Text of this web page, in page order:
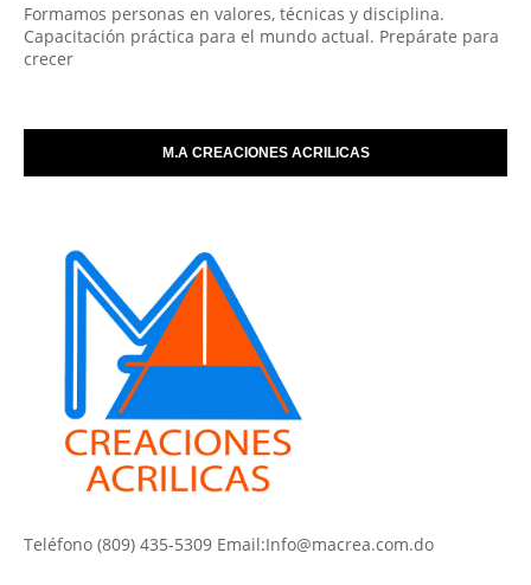
Formamos personas en valores, técnicas y disciplina.
Capacitación práctica para el mundo actual. Prepárate para
crecer
M.A CREACIONES ACRILICAS
Teléfono (809) 435-5309 Email:Info@macrea.com.do